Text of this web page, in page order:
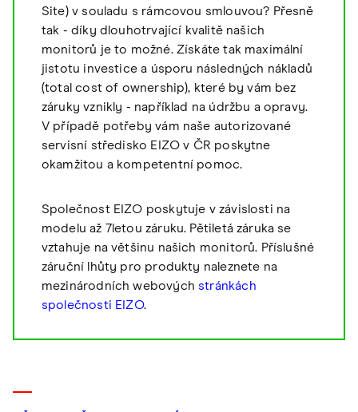
Site) v souladu s rámcovou smlouvou? Přesně
tak - díky dlouhotrvající kvalitě našich
monitorů je to možné. Získáte tak maximální
jistotu investice a úsporu následných nákladů
(total cost of ownership), které by vám bez
záruky vznikly - například na údržbu a opravy.
V případě potřeby vám naše autorizované
servisní středisko EIZO v ČR poskytne
okamžitou a kompetentní pomoc.
Společnost EIZO poskytuje v závislosti na
modelu až 7letou záruku. Pětiletá záruka se
vztahuje na většinu našich monitorů. Příslušné
záruční lhůty pro produkty naleznete na
mezinárodních webových stránkách
společnosti EIZO.